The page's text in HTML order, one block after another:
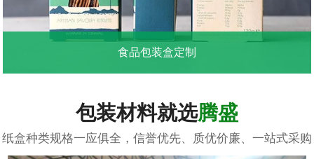
食品包装盒定制
包装材料就选腾盛
纸盒种类规格一应俱全，信誉优先、质优价廉、一站式采购